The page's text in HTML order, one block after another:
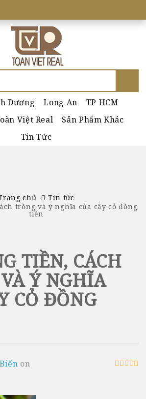
Dương Long An
TP HCM
Việt Real
Sản Phẩm Khác
Tin Tức
chủ
Tin tức
trồng và ý nghĩa của cây cỏ đồng
tiền
TIỀN, CÁCH
Ý NGHĨA
CỎ ĐỒNG
on